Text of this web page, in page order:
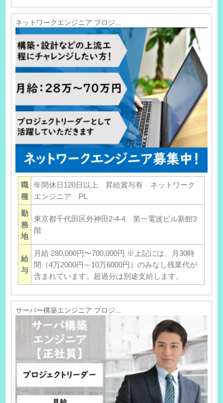
ネットワークエンジニア プロジ...
職
種
年間休日120日以上 昇給賞与有 ネットワーク
エンジニア PL
勤
務
地
東京都千代田区外神田2-4-4 第一電波ビル新館3
階
給
与
月給 280,000円〜700,000円 ※上記には、月30時
間（4万2000円～10万6000円）のみなし残業代が
含まれています。超過分は別途支給します。
サーバー構築エンジニア プロジ...